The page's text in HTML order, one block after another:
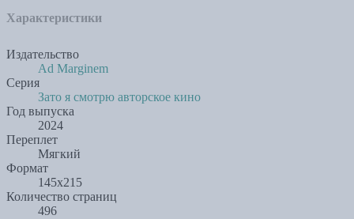
Характеристики
Издательство
Ad Marginem
Серия
Зато я смотрю авторское кино
Год выпуска
2024
Переплет
Мягкий
Формат
145x215
Количество страниц
496